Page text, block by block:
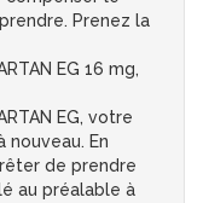
Prenez la
EG 16 mg,
EG, votre
En
de prendre
au préalable à